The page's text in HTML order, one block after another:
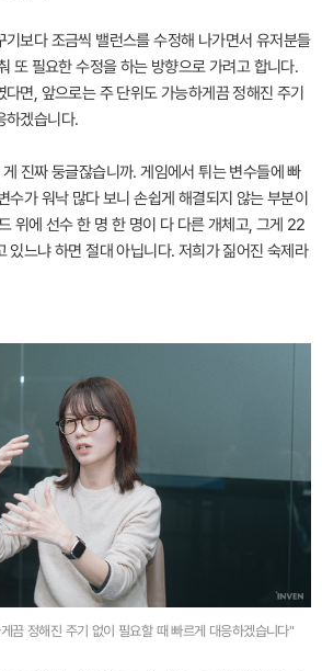
보다 조금씩 밸런스를 수정해 나가면서 유저분들
또 필요한 수정을 하는 방향으로 가려고 합니다.
면, 앞으로는 주 단위도 가능하게끔 정해진 주기
하겠습니다.
진짜 둥글잖습니까. 게임에서 튀는 변수들에 빠
수가 워낙 많다 보니 손쉽게 해결되지 않는 부분이
위에 선수 한 명 한 명이 다 다른 개체고, 그게 22
있느냐 하면 절대 아닙니다. 저희가 짊어진 숙제라
끔 정해진 주기 없이 필요할 때 빠르게 대응하겠습니다"